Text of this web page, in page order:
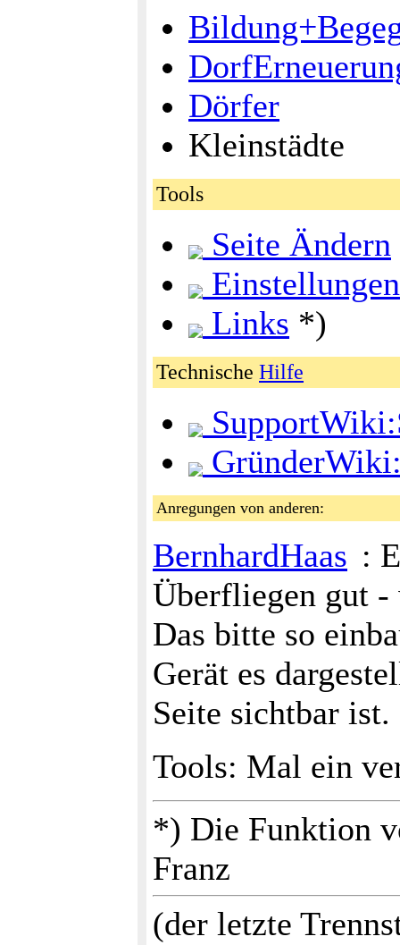
Dörfer
Kleinstädte
Tools
Seite Ändern
Einstellungen
Links *)
Technische Hilfe
Anregungen von anderen:
BernhardHaas :
Überfliegen gut -
Das bitte so
Gerät es
Seite sichtbar
Tools: Mal ein
*) Die Funktion
Franz
(der letzte